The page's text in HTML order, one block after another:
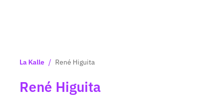
La Kalle / René Higuita
René Higuita